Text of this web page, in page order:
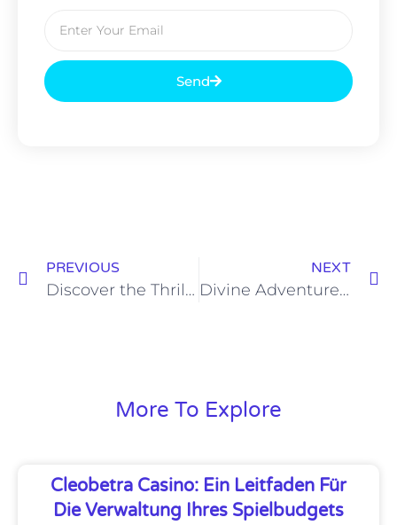
Send
PREVIOUS
Discover the Thrills of Stellar Spins Casino Your Ultimate Guide
NEXT
Divine Adventures Await Beyond Celestial Barriers
More To Explore
Cleobetra Casino: Ein Leitfaden Für
Die Verwaltung Ihres Spielbudgets